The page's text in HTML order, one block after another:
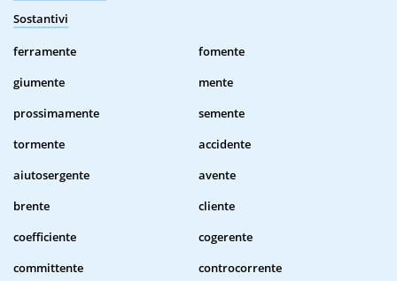
Sostantivi
ferramente
fomente
giumente
mente
prossimamente
semente
tormente
accidente
aiutosergente
avente
brente
cliente
coefficiente
cogerente
committente
controcorrente